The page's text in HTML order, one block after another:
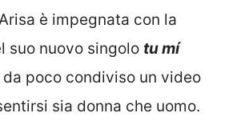
è impegnata con la
suo nuovo singolo tu mí
da poco condiviso un video
sia donna che uomo.